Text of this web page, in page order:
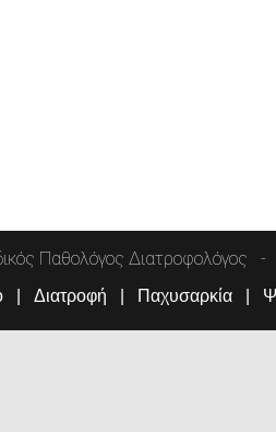
Παθολόγος Διατροφολόγος
Διατροφή Παχυσαρκία